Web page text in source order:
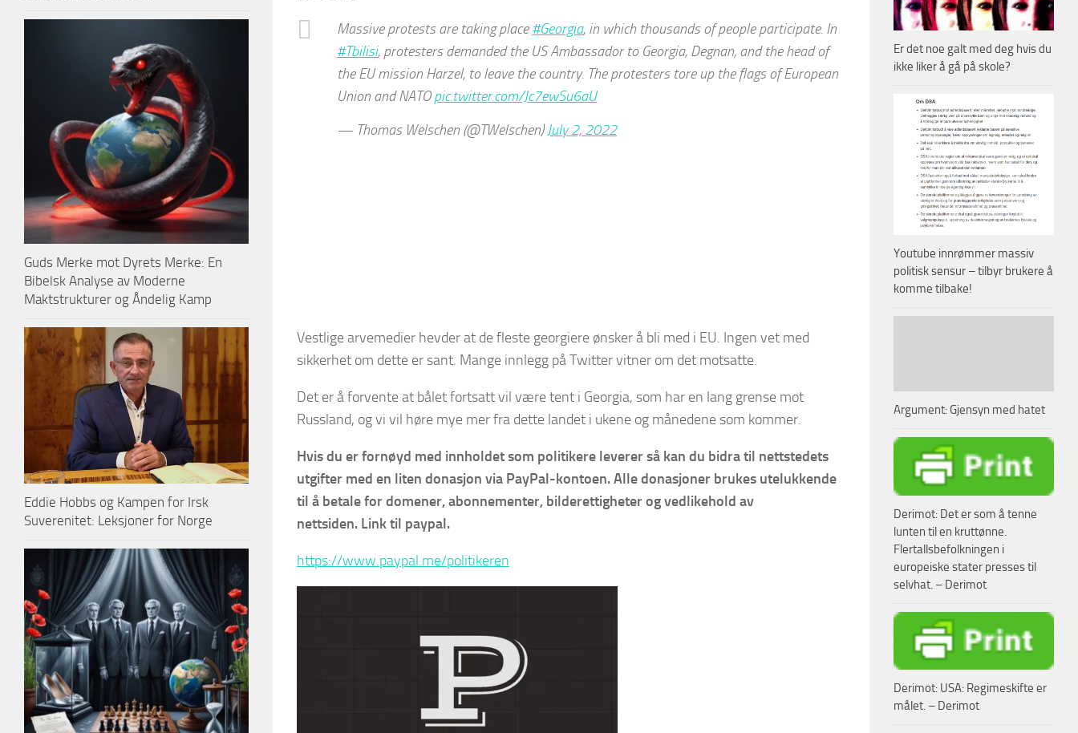
Massive protests are taking place#Georgia, in which thousands of people participate. In
#Tbilisi, protesters demanded the US Ambassador to Georgia, Degnan, and the head of
the EU mission Harzel, to leave the country. The protesters tore up the flags of European
Union and NATOpic.twitter.com/Jc7ewSu6aU
— Thomas Welschen (@TWelschen)July 2, 2022
Vestlige arvemedier hevder at de fleste georgiere ønsker å bli med i EU. Ingen vet med
sikkerhet om dette er sant. Mange innlegg på Twitter vitner om det motsatte.
Det er å forvente at bålet fortsatt vil være tent i Georgia, som har en lang grense mot
Russland, og vi vil høre mye mer fra dette landet i ukene og månedene som kommer.
Hvis du er fornøyd med innholdet som politikere leverer så kan du bidra til nettstedets
utgifter med en liten donasjon via PayPal-kontoen. Alle donasjoner brukes utelukkende
til å betale for domener, abonnementer, bilderettigheter og vedlikehold av
nettsiden. Link til paypal.
https://www.paypal.me/politikeren
Guds Merke mot Dyrets Merke: En
Bibelsk Analyse av Moderne
Maktstrukturer og Åndelig Kamp
Eddie Hobbs og Kampen for Irsk
Suverenitet: Leksjoner for Norge
Er det noe galt med deg hvis du
ikke liker å gå på skole?
Youtube innrømmer massiv
politisk sensur – tilbyr brukere å
komme tilbake!
Argument: Gjensyn med hatet
Derimot: Det er som å tenne
lunten til en kruttønne.
Flertallsbefolkningen i
europeiske stater presses til
selvhat. – Derimot
Derimot: USA: Regimeskifte er
målet. – Derimot